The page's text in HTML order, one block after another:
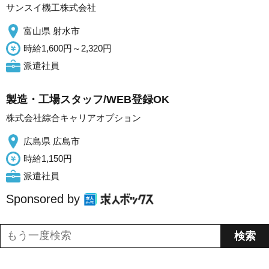
サンスイ機工株式会社
富山県 射水市
時給1,600円～2,320円
派遣社員
製造・工場スタッフ/WEB登録OK
株式会社綜合キャリアオプション
広島県 広島市
時給1,150円
派遣社員
Sponsored by